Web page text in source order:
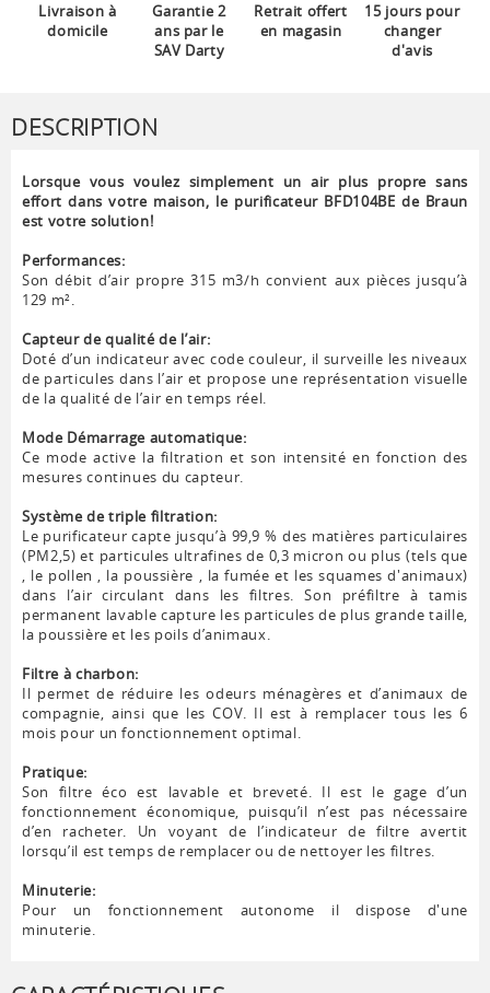
Livraison à
domicile
Garantie 2
ans par le
SAV Darty
Retrait offert
en magasin
15 jours pour
changer
d'avis
DESCRIPTION
Lorsque vous voulez simplement un air plus propre sans
effort dans votre maison, le purificateur BFD104BE de Braun
est votre solution!
Performances:
Son débit d’air propre 315 m3/h convient aux pièces jusqu’à
129 m².
Capteur de qualité de l’air:
Doté d’un indicateur avec code couleur, il surveille les niveaux
de particules dans l’air et propose une représentation visuelle
de la qualité de l’air en temps réel.
Mode Démarrage automatique:
Ce mode active la filtration et son intensité en fonction des
mesures continues du capteur.
Système de triple filtration:
Le purificateur capte jusqu’à 99,9 % des matières particulaires
(PM2,5) et particules ultrafines de 0,3 micron ou plus (tels que
, le pollen , la poussière , la fumée et les squames d'animaux)
dans l’air circulant dans les filtres. Son préfiltre à tamis
permanent lavable capture les particules de plus grande taille,
la poussière et les poils d’animaux.
Filtre à charbon:
Il permet de réduire les odeurs ménagères et d’animaux de
compagnie, ainsi que les COV. Il est à remplacer tous les 6
mois pour un fonctionnement optimal.
Pratique:
Son filtre éco est lavable et breveté. Il est le gage d’un
fonctionnement économique, puisqu’il n’est pas nécessaire
d’en racheter. Un voyant de l’indicateur de filtre avertit
lorsqu’il est temps de remplacer ou de nettoyer les filtres.
Minuterie:
Pour un fonctionnement autonome il dispose d'une
minuterie.